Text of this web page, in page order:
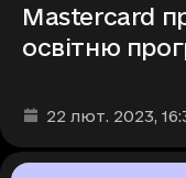
Mastercard
освітню
Дата та час
22 лют. 2023,